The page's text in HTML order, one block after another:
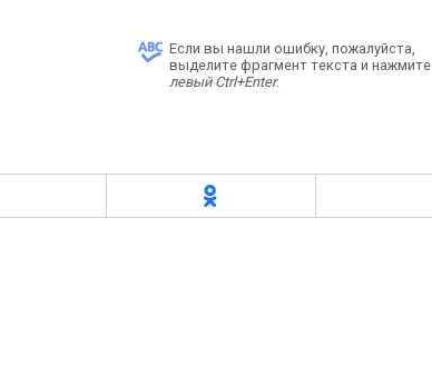
Если вы нашли ошибку, пожалуйста,
выделите фрагмент текста и нажмите
левый Ctrl+Enter.